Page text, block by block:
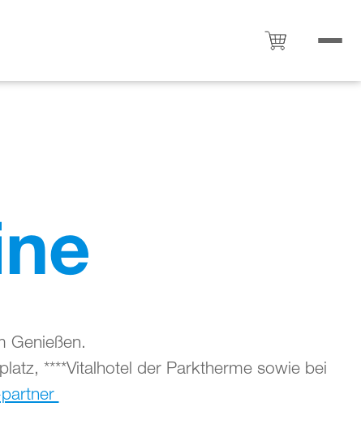
Genießen.
****Vitalhotel der Parktherme sowie bei